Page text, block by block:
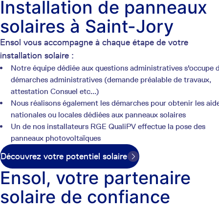
Ensol vous accompagne à chaque étape de votre
installation solaire :
Notre équipe dédiée aux questions administratives s'occupe
démarches administratives (demande préalable de travaux,
attestation Consuel etc...)
Nous réalisons également les démarches pour obtenir les
nationales ou locales dédiées aux panneaux solaires
Un de nos installateurs RGE QualiPV effectue la pose des
panneaux photovoltaïques
Découvrez votre potentiel solaire
Installation de panneaux
solaires à Saint-Jory
Ensol, votre partenaire
solaire de confiance